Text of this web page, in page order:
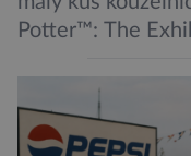
Potter™: The
Bradavice,
kterých si můžete
Nechte tedy